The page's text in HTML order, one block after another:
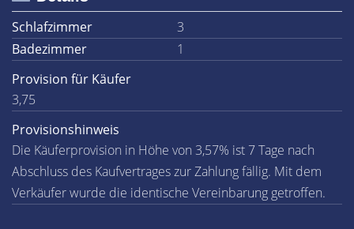
Schlafzimmer
3
Badezimmer
1
Provision für Käufer
3,75
Provisionshinweis
Die Käuferprovision in Höhe von 3,57% ist 7 Tage nach
Abschluss des Kaufvertrages zur Zahlung fällig. Mit dem
Verkäufer wurde die identische Vereinbarung getroffen.